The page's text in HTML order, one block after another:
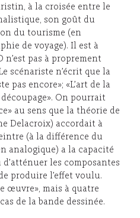
à la croisée entre le
son goût du
du tourisme (en
de voyage). Il est à
n’est pas à proprement
scénariste n’écrit que la
pas encore»; «L’art de la
On pourrait
au sens que la théorie de
Delacroix) accordait à
(à la différence du
analogique) a la capacité
les composantes
produire l’effet voulu.
œuvre», mais à quatre
de la bande dessinée.